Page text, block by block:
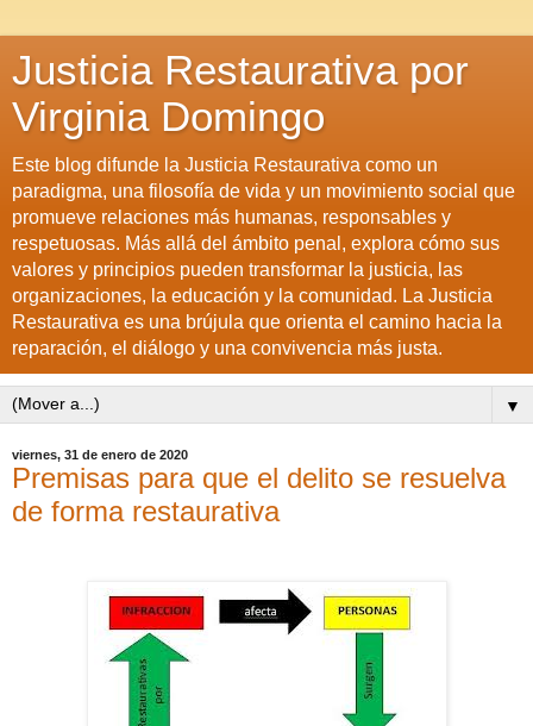
Justicia Restaurativa por
Virginia Domingo
Este blog difunde la Justicia Restaurativa como un
paradigma, una filosofía de vida y un movimiento social que
promueve relaciones más humanas, responsables y
respetuosas. Más allá del ámbito penal, explora cómo sus
valores y principios pueden transformar la justicia, las
organizaciones, la educación y la comunidad. La Justicia
Restaurativa es una brújula que orienta el camino hacia la
reparación, el diálogo y una convivencia más justa.
▼
viernes, 31 de enero de 2020
Premisas para que el delito se resuelva
de forma restaurativa